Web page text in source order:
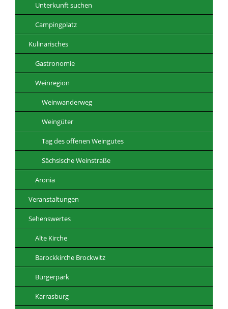
Unterkunft suchen
Campingplatz
Kulinarisches
Gastronomie
Weinregion
Weinwanderweg
Weingüter
Tag des offenen Weingutes
Sächsische Weinstraße
Aronia
Veranstaltungen
Sehenswertes
Alte Kirche
Barockkirche Brockwitz
Bürgerpark
Karrasburg